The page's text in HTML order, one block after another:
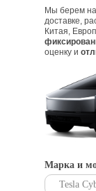
Мы берем
доставке,
Китая,
оценку и
Марка и